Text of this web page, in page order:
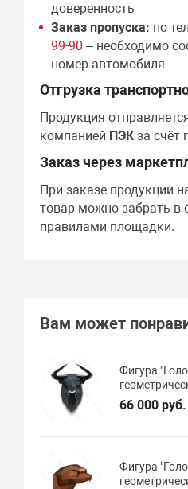
доверенность
Заказ пропуска: по
99-90 – необходимо
номер автомобиля
Отгрузка
Продукция
компанией ПЭКза счёт
Заказ через
При заказе продукции
товар можно забрать в
правилами площадки.
Вам может
Фигура
66 000 руб.
Фигура